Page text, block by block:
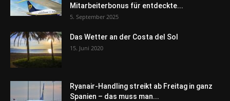
Mitarbeiterbonus für entdeckte...
5. September 2025
Das Wetter an der Costa del Sol
15. Juni 2020
Ryanair-Handling streikt ab Freitag in ganz
Spanien – das muss man...